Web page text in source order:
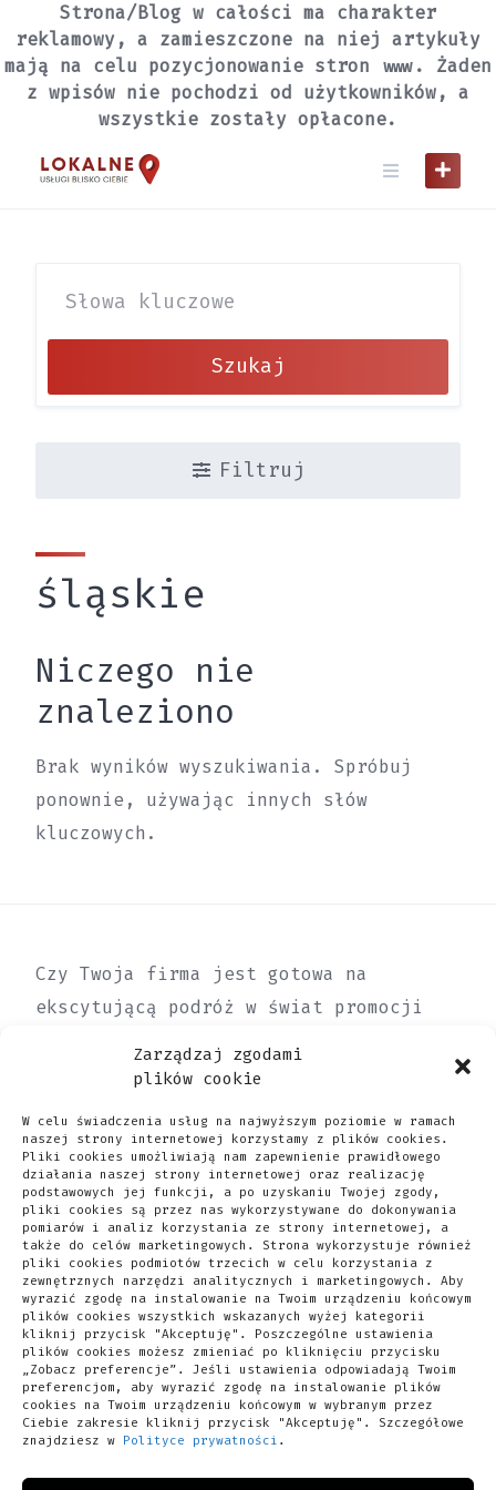
Zarządzaj zgodami
plików cookie
W celu świadczenia usług na najwyższym poziomie w ramach
naszej strony internetowej korzystamy z plików cookies.
Pliki cookies umożliwiają nam zapewnienie prawidłowego
działania naszej strony internetowej oraz realizację
podstawowych jej funkcji, a po uzyskaniu Twojej zgody,
pliki cookies są przez nas wykorzystywane do dokonywania
pomiarów i analiz korzystania ze strony internetowej, a
także do celów marketingowych. Strona wykorzystuje również
pliki cookies podmiotów trzecich w celu korzystania z
zewnętrznych narzędzi analitycznych i marketingowych. Aby
wyrazić zgodę na instalowanie na Twoim urządzeniu końcowym
plików cookies wszystkich wskazanych wyżej kategorii
kliknij przycisk "Akceptuję". Poszczególne ustawienia
plików cookies możesz zmieniać po kliknięciu przycisku
„Zobacz preferencje”. Jeśli ustawienia odpowiadają Twoim
preferencjom, aby wyrazić zgodę na instalowanie plików
cookies na Twoim urządzeniu końcowym w wybranym przez
Ciebie zakresie kliknij przycisk "Akceptuję". Szczegółowe
znajdziesz w Polityce prywatności .
Strona/Blog w całości ma charakter
reklamowy, a zamieszczone na niej artykuły
mają na celu pozycjonowanie stron www. Żaden
z wpisów nie pochodzi od użytkowników, a
wszystkie zostały opłacone.
to
content
Szukaj
Filtruj
śląskie
Niczego nie
znaleziono
Brak wyników wyszukiwania. Spróbuj
ponownie, używając innych słów
kluczowych.
Czy Twoja firma jest gotowa na
ekscytującą podróż w świat promocji
prowadzisz małą lokalną firmę czy
dodanie swojego wpisu do naszej bazy
firm może okazać się kluczowym krokiem
w osiągnięciu sukcesu.
Twój wpis w naszej bazie firm jest
dostępny dla klientów przez całą dobę,
siedem dni w tygodniu. Klienci mogą
dowiedzieć się o Twoich usługach o
każdej porze dnia i nocy, co zwiększa
szanse na pozyskanie nowych klientów.